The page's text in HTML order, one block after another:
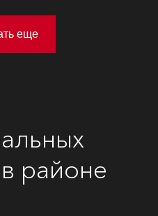
еще
районе